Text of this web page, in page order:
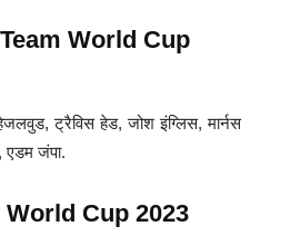
Team World Cup
ट्रैविस हेड, जोश इंग्लिस, मार्नस
एडम जंपा.
World Cup 2023